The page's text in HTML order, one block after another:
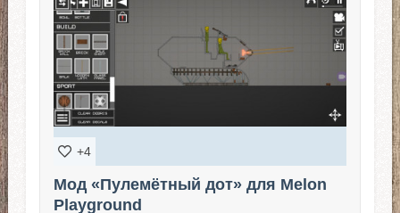
+4
Мод «Пулемётный дот» для Melon
Playground